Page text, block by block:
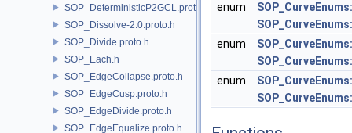
SOP_DeterministicP2GCL.proto.h
SOP_Dissolve-2.0.proto.h
SOP_Divide.proto.h
SOP_Each.h
SOP_EdgeCollapse.proto.h
SOP_EdgeCusp.proto.h
SOP_EdgeDivide.proto.h
SOP_EdgeEqualize.proto.h
enum
enum
enum